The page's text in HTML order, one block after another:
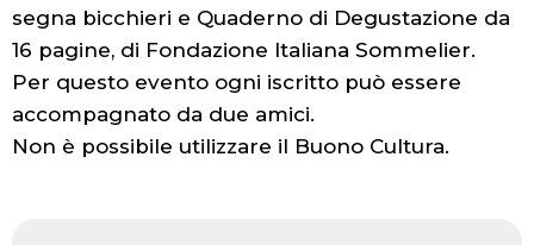
segna bicchieri e Quaderno di Degustazione da
16 pagine, di Fondazione Italiana Sommelier.
Per questo evento ogni iscritto può essere
accompagnato da due amici.
Non è possibile utilizzare il Buono Cultura.